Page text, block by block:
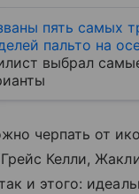
пять самых
пальто на
выбрал
черпать от
Келли,
и этого: